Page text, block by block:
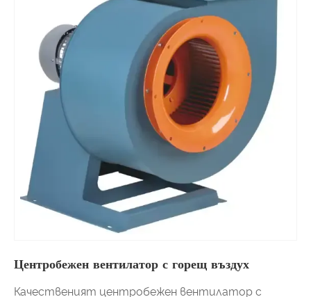
Центробежен вентилатор с горещ въздух
Качественият центробежен вентилатор с